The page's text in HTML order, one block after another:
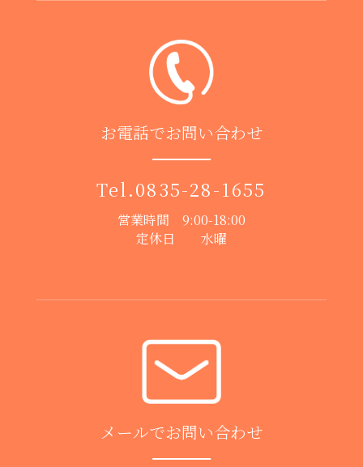
お電話でお問い合わせ
Tel.0835-28-1655
営業時間 9:00-18:00
定休日 水曜
メールでお問い合わせ